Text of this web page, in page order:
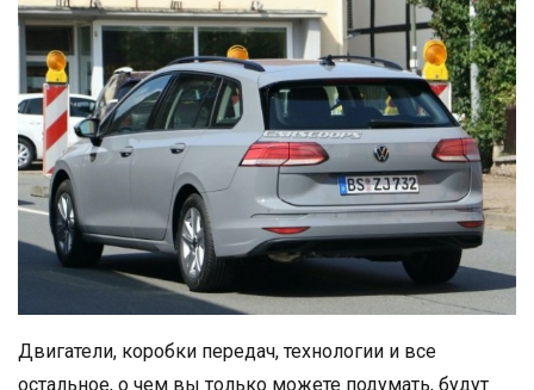
Двигатели, коробки передач, технологии и все
остальное, о чем вы только можете подумать, будут